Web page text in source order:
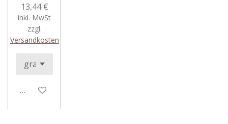
13,44 €
inkl. MwSt
zzgl.
Versandkosten
In den Warenkorb